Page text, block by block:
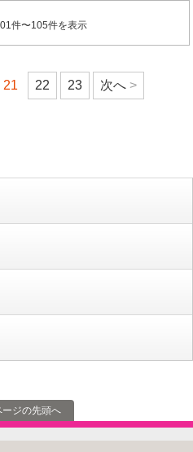
件〜105件を表示
21 22 23 次へ
ージの先頭へ